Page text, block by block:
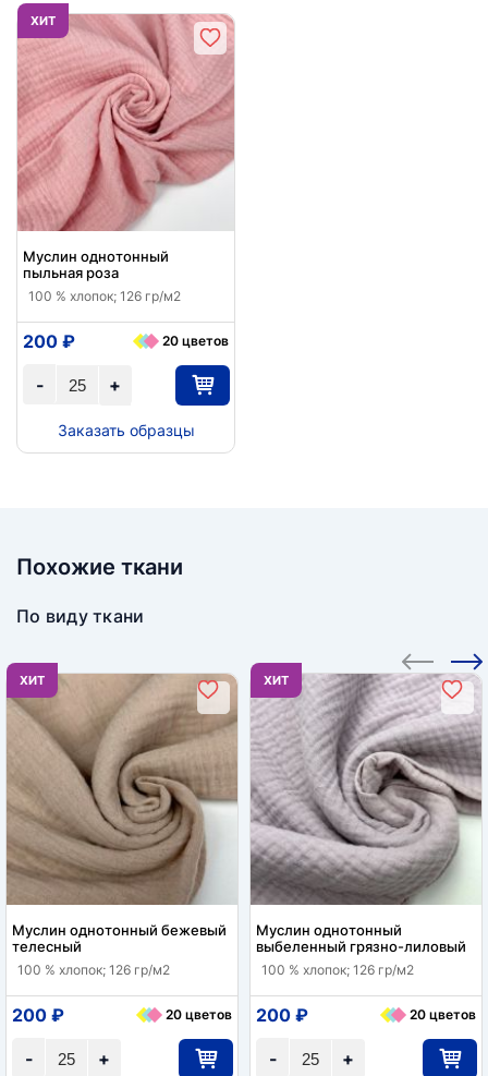
ХИТ
Муслин однотонный
пыльная роза
100 % хлопок; 126 гр/м2
+
-
200 ₽ 20 цветов
Заказать образцы
Похожие ткани
По виду ткани
ХИТ
Муслин однотонный бежевый
телесный
100 % хлопок; 126 гр/м2
+
-
200 ₽ 20 цветов
ХИТ
Муслин однотонный
выбеленный грязно-лиловый
100 % хлопок; 126 гр/м2
+
-
200 ₽ 20 цветов